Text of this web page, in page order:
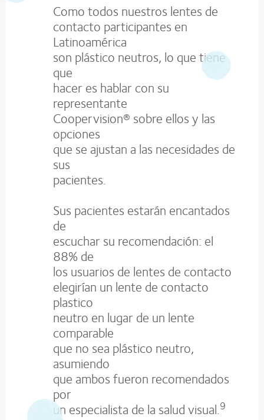
Como todos nuestros lentes de
contacto participantes en
Latinoamérica
son plástico neutros, lo que tiene
que
hacer es hablar con su
representante
Coopervision® sobre ellos y las
opciones
que se ajustan a las necesidades de
sus
pacientes.
Sus pacientes estarán encantados
de
escuchar su recomendación: el
88% de
los usuarios de lentes de contacto
elegirían un lente de contacto
plastico
neutro en lugar de un lente
comparable
que no sea plástico neutro,
asumiendo
que ambos fueron recomendados
por
un especialista de la salud visual.9